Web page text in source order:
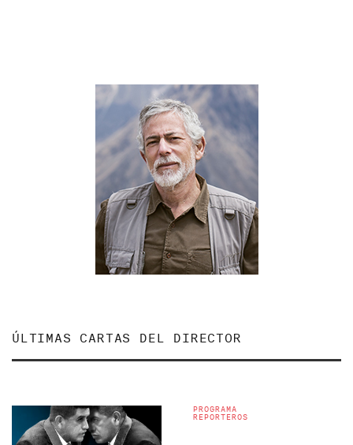
ÚLTIMAS CARTAS DEL DIRECTOR
PROGRAMA
REPORTEROS